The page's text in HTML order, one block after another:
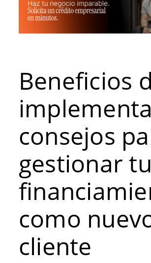
Beneficios
consejos
gestionar tu
como
cliente